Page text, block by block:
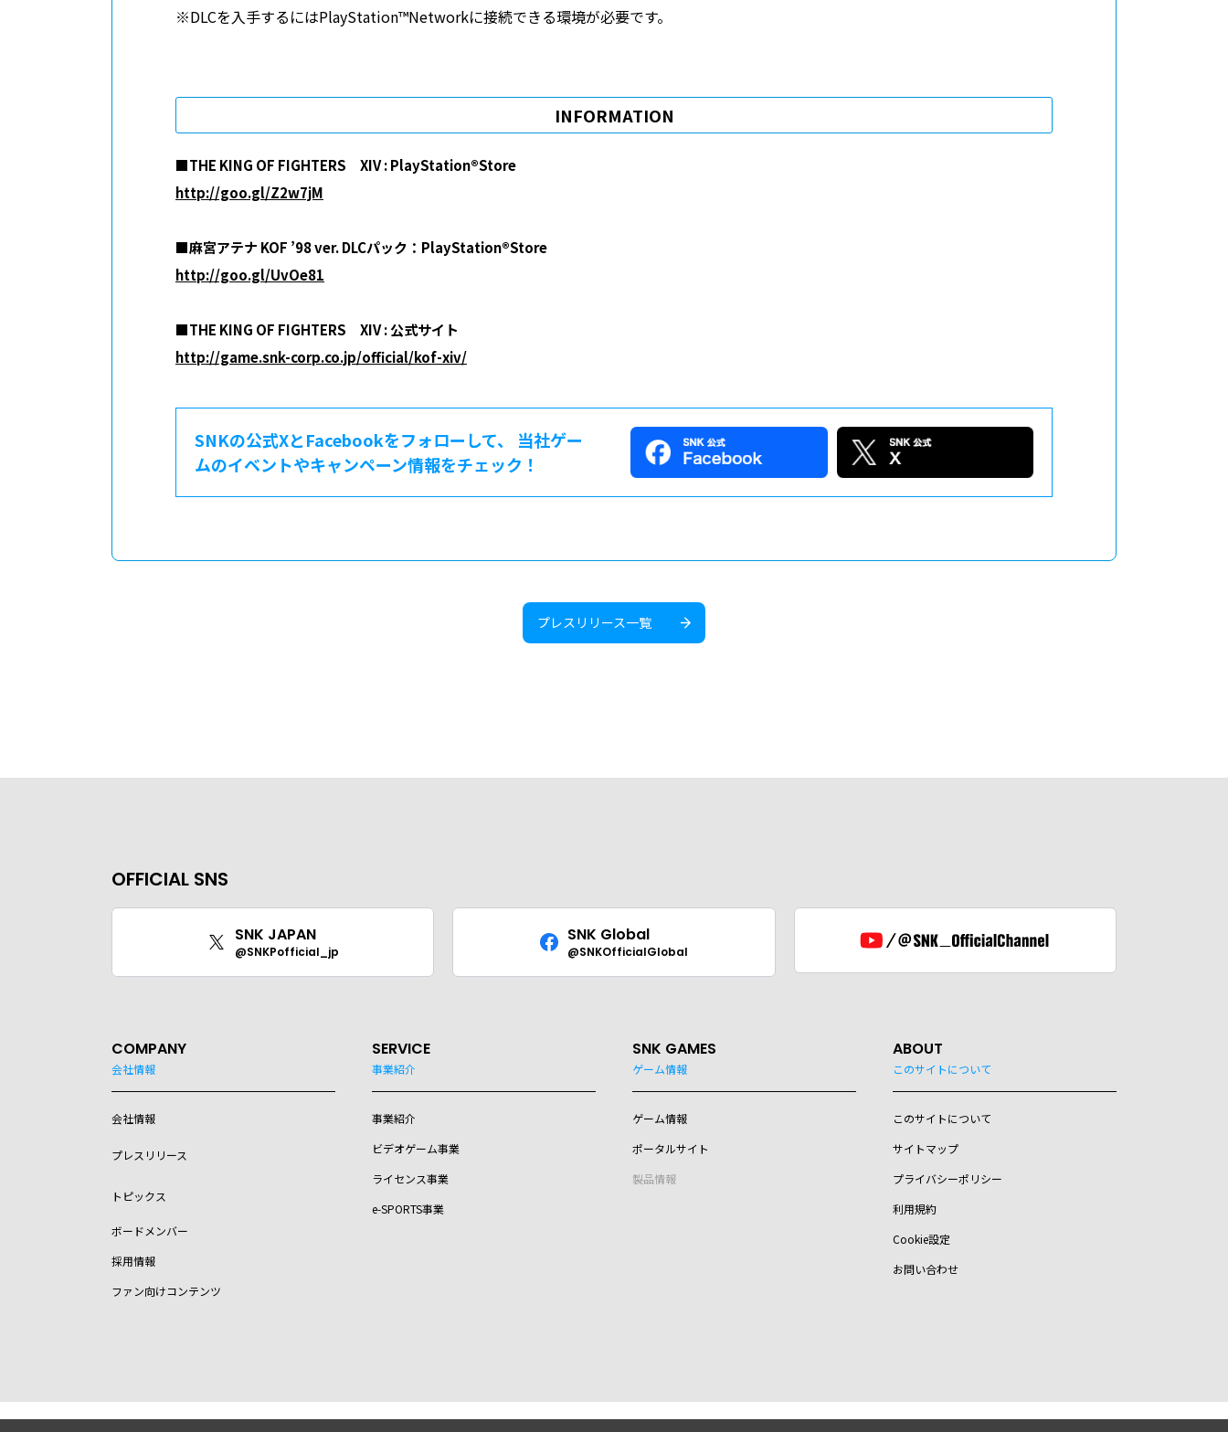
※DLCを入手するにはPlayStation™Networkに接続できる環境が必要です。
INFORMATION
■THE KING OF FIGHTERS XIV : PlayStation®Store
http://goo.gl/Z2w7jM
■麻宮アテナ KOF ’98 ver. DLCパック：PlayStation®Store
http://goo.gl/UvOe81
■THE KING OF FIGHTERS XIV : 公式サイト
http://game.snk-corp.co.jp/official/kof-xiv/
SNKの公式XとFacebookをフォローして、 当社ゲー
ムのイベントやキャンペーン情報をチェック！
プレスリリース一覧
OFFICIAL SNS
SNK JAPAN
@SNKPofficial_jp
SNK Global
@SNKOfficialGlobal
COMPANY
会社情報
会社情報
プレスリリース
トピックス
ボードメンバー
採用情報
ファン向けコンテンツ
SERVICE
事業紹介
事業紹介
ビデオゲーム事業
ライセンス事業
e-SPORTS事業
SNK GAMES
ゲーム情報
ゲーム情報
ポータルサイト
製品情報
ABOUT
このサイトについて
このサイトについて
サイトマップ
プライバシーポリシー
利用規約
Cookie設定
お問い合わせ